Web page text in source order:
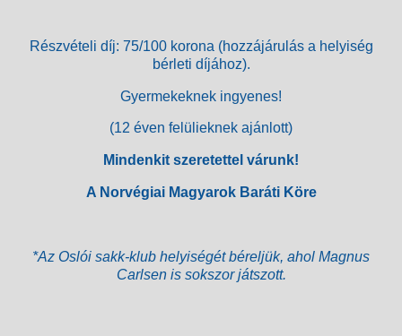
Részvételi díj: 75/100 korona (hozzájárulás a helyiség
bérleti díjához).
Gyermekeknek ingyenes!
(12 éven felülieknek ajánlott)
Mindenkit szeretettel várunk!
A Norvégiai Magyarok Baráti Köre
*Az Oslói sakk-klub helyiségét béreljük, ahol Magnus
Carlsen is sokszor játszott.